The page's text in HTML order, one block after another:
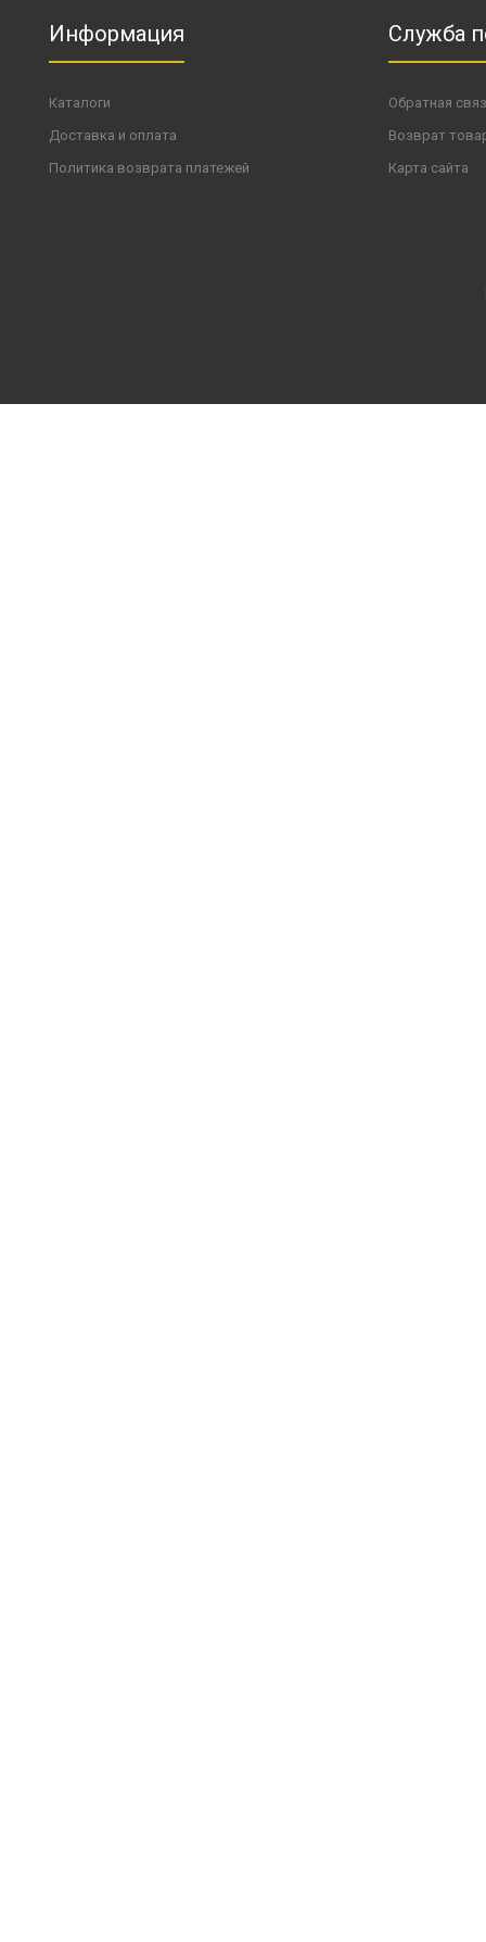
Информация
Каталоги
Доставка и оплата
Политика возврата платежей
Служба
Обратная
Возврат
Карта сайта